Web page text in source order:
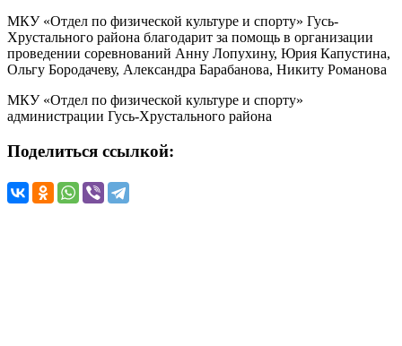
МКУ «Отдел по физической культуре и спорту» Гусь-
Хрустального района благодарит за помощь в организации
проведении соревнований Анну Лопухину, Юрия Капустина,
Ольгу Бородачеву, Александра Барабанова, Никиту Романова
МКУ «Отдел по физической культуре и спорту»
администрации Гусь-Хрустального района
Поделиться ссылкой: